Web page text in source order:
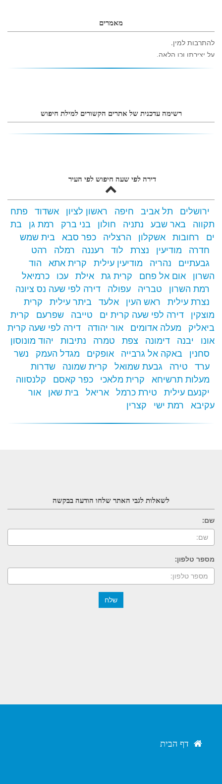
מאמרים
להתרבות למין.
על יצירתו וכן הלאה.
גברים מעריכים את הטבעיות הרבה יותר מאשר את הנימוסים הקוצניים.
אם אתה רוצה אישה שאיתה חיית לא שנה אחת ביחד.
רשימה עדכנית של אתרים הקשורים למילת חיפוש
דירה לפי שעה חיפוש לפי העיר
ירושלים תל אביב חיפה ראשון לציון אשדוד
פתח
תקווה
באר שבע נתניה חולון בני ברק רמת גן
בת
ים
רחובות אשקלון הרצליה כפר סבא בית שמש
חדרה
מודיעין נצרת לוד רעננה רמלה
רהט
גבעתיים
נהריה מודיעין עילית קרית אתא
הוד
השרון
אום אל פחם קרית גת אילת עכו
כרמיאל
רמת השרון
טבריה עפולה
דירה לפי שעה נס ציונה
נצרת עילית
ראש העין אלעד ביתר עילית
קרית
מוצקין
דירה לפי שעה קרית ים טייבה שפרעם
קרית
ביאליק
מעלה אדומים אור יהודה
דירה לפי שעה קרית
אונו
יבנה דימונה צפת טמרה נתיבות
יהוד מונוסון
סחנין
באקה אל גרבייה אופקים מגדל העמק
נשר
ערד
טירה גבעת שמואל קרית שמונה
שדרות
מעלות תרשיחא
קרית מלאכי כפר קאסם
קלנסווה
יקנעם עילית
טירת כרמל אריאל בית שאן
אור
עקיבא
רמת ישי קצרין
לשאלות לגבי האתר שלחו הודעה בבקשה
שם:
מספר טלפון:
שלח
דף הבית